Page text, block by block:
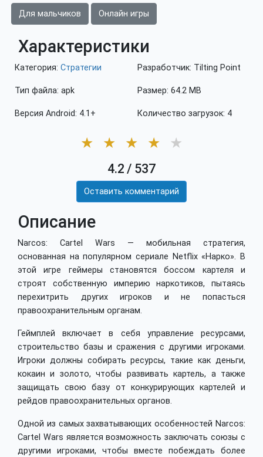
Для мальчиков Онлайн игры
Характеристики
Категория: Стратегии
Тип файла: apk
Версия Android: 4.1+
Разработчик: Tilting Point
Размер: 64.2 MB
Количество загрузок: 4
★ ★ ★ ★ ★
4.2 / 537
Оставить комментарий
Описание
Narcos: Cartel Wars — мобильная стратегия,
основанная на популярном сериале Netflix «Нарко». В
этой игре геймеры становятся боссом картеля и
строят собственную империю наркотиков, пытаясь
перехитрить других игроков и не попасться
правоохранительным органам.
Геймплей включает в себя управление ресурсами,
строительство базы и сражения с другими игроками.
Игроки должны собирать ресурсы, такие как деньги,
кокаин и золото, чтобы развивать картель, а также
защищать свою базу от конкурирующих картелей и
рейдов правоохранительных органов.
Одной из самых захватывающих особенностей Narcos:
Cartel Wars является возможность заключать союзы с
другими игроками, чтобы вместе побеждать более